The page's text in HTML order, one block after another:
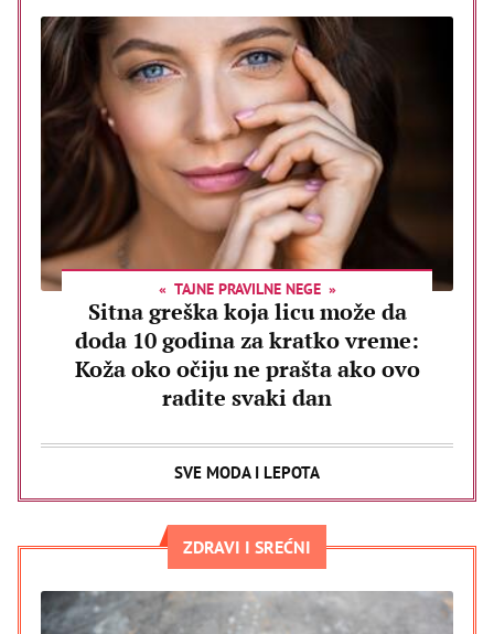
TAJNE PRAVILNE NEGE
Sitna greška koja licu može da
doda 10 godina za kratko vreme:
Koža oko očiju ne prašta ako ovo
radite svaki dan
SVE MODA I LEPOTA
ZDRAVI I SREĆNI